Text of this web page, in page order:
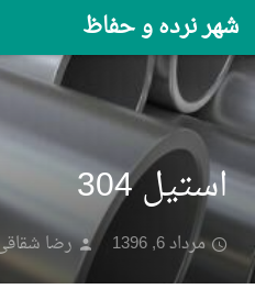
شهر نرده و حفاظ
صفحه اصلی
خدمات
گالری
وبلاگ
درباره ما
استیل 304
مرداد 6, 1396 رضا